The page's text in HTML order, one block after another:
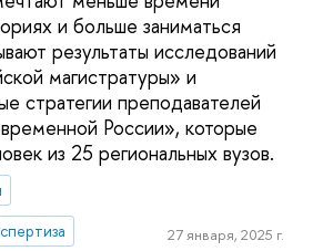
и больше заниматься
результаты исследований
магистратуры» и
стратегии преподавателей
России», которые
из 25 региональных вузов.
27 января, 2025 г.